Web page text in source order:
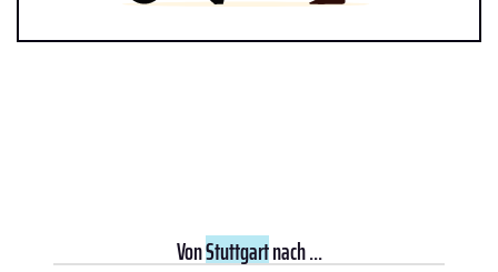
VonStuttgartnach ...